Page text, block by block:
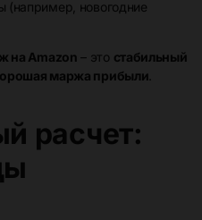
(например, новогодние
на Amazon – это стабильный
маржа прибыли
расчет: